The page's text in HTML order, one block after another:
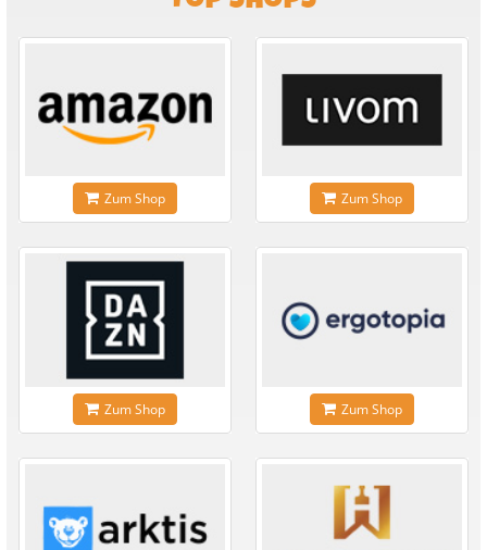
Zum Shop Zum Shop
Zum Shop Zum Shop